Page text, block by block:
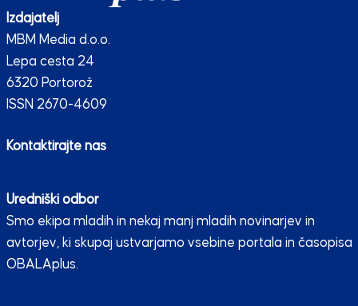
Izdajatelj
MBM Media d.o.o.
Lepa cesta 24
6320 Portorož
ISSN 2670-4609
Kontaktirajte nas
Uredniški odbor
Smo ekipa mladih in nekaj manj mladih novinarjev in
avtorjev, ki skupaj ustvarjamo vsebine portala in časopisa
OBALAplus.